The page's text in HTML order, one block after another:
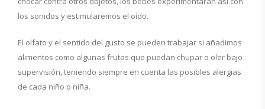
los sonidos y estimularemos el oído.
El olfato y el sentido del gusto se pueden trabajar si añadimos
alimentos como algunas frutas que puedan chupar o oler bajo
supervisión, teniendo siempre en cuenta las posibles alergias
de cada niño o niña.